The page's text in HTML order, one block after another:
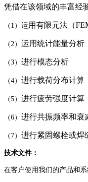
凭借在该领域的丰富经
（1）运 用有限元法（
（2） 运用统计能量分析
（3） 进行模态分析
（4） 进行载荷分布计算
（5） 进行疲劳强度计算
（6） 进行共振频率和衰
（7） 进行紧固螺栓或焊
技术文件：
在客户使用我们的产品和